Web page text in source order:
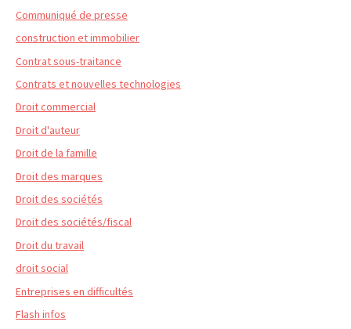
Communiqué de presse
construction et immobilier
Contrat sous-traitance
Contrats et nouvelles technologies
Droit commercial
Droit d'auteur
Droit de la famille
Droit des marques
Droit des sociétés
Droit des sociétés/fiscal
Droit du travail
droit social
Entreprises en difficultés
Flash infos